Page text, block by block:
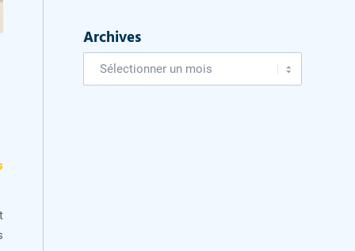
Archives